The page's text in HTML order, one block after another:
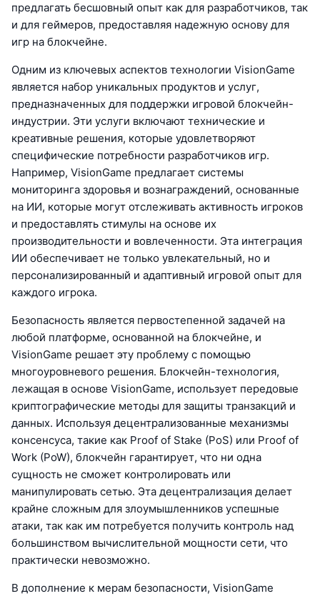
предлагать бесшовный опыт как для разработчиков, так
и для геймеров, предоставляя надежную основу для
игр на блокчейне.
Одним из ключевых аспектов технологии VisionGame
является набор уникальных продуктов и услуг,
предназначенных для поддержки игровой блокчейн-
индустрии. Эти услуги включают технические и
креативные решения, которые удовлетворяют
специфические потребности разработчиков игр.
Например, VisionGame предлагает системы
мониторинга здоровья и вознаграждений, основанные
на ИИ, которые могут отслеживать активность игроков
и предоставлять стимулы на основе их
производительности и вовлеченности. Эта интеграция
ИИ обеспечивает не только увлекательный, но и
персонализированный и адаптивный игровой опыт для
каждого игрока.
Безопасность является первостепенной задачей на
любой платформе, основанной на блокчейне, и
VisionGame решает эту проблему с помощью
многоуровневого решения. Блокчейн-технология,
лежащая в основе VisionGame, использует передовые
криптографические методы для защиты транзакций и
данных. Используя децентрализованные механизмы
консенсуса, такие как Proof of Stake (PoS) или Proof of
Work (PoW), блокчейн гарантирует, что ни одна
сущность не сможет контролировать или
манипулировать сетью. Эта децентрализация делает
крайне сложным для злоумышленников успешные
атаки, так как им потребуется получить контроль над
большинством вычислительной мощности сети, что
практически невозможно.
В дополнение к мерам безопасности, VisionGame